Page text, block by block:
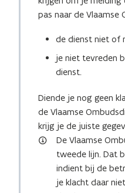
pas naar de Vlaamse
de dienst niet of
je niet tevreden
dienst.
Diende je nog geen
de Vlaamse
krijg je de juiste
De Vlaamse
tweede lijn. Dat
indient bij de
je klacht daar